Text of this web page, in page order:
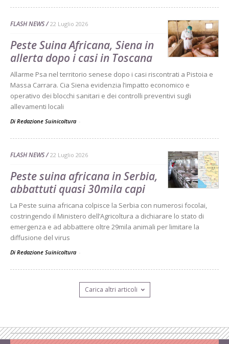
FLASH NEWS 22 Luglio 2026
Peste Suina Africana, Siena in
allerta dopo i casi in Toscana
Allarme Psa nel territorio senese dopo i casi riscontrati a Pistoia e
Massa Carrara. Cia Siena evidenzia l’impatto economico e
operativo dei blocchi sanitari e dei controlli preventivi sugli
allevamenti locali
Di Redazione Suinicoltura -
FLASH NEWS 22 Luglio 2026
Peste suina africana in Serbia,
abbattuti quasi 30mila capi
La Peste suina africana colpisce la Serbia con numerosi focolai,
costringendo il Ministero dell’Agricoltura a dichiarare lo stato di
emergenza e ad abbattere oltre 29mila animali per limitare la
diffusione del virus
Di Redazione Suinicoltura -
Carica altri articoli